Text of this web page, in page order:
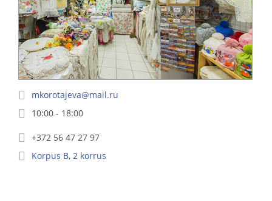
mkorotajeva@mail.ru
10:00 - 18:00
+372 56 47 27 97
Korpus B, 2 korrus